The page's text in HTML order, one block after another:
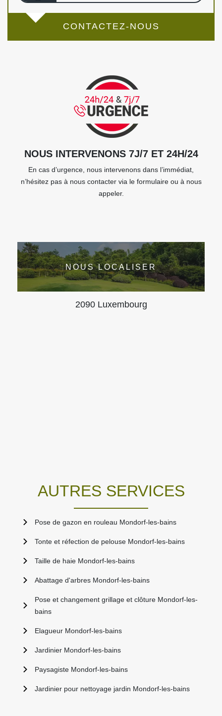
CONTACTEZ-NOUS
NOUS INTERVENONS 7J/7 ET 24H/24
En cas d’urgence, nous intervenons dans l’immédiat,
n’hésitez pas à nous contacter via le formulaire ou à nous
appeler.
NOUS LOCALISER
2090 Luxembourg
AUTRES SERVICES
Pose de gazon en rouleau Mondorf-les-bains
Tonte et réfection de pelouse Mondorf-les-bains
Taille de haie Mondorf-les-bains
Abattage d'arbres Mondorf-les-bains
Pose et changement grillage et clôture Mondorf-les-
bains
Elagueur Mondorf-les-bains
Jardinier Mondorf-les-bains
Paysagiste Mondorf-les-bains
Jardinier pour nettoyage jardin Mondorf-les-bains